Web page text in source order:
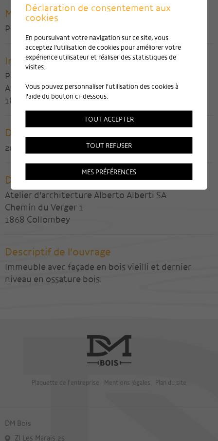
Maître de l'ouvrage
Perce-Neige SA
Ingénieur civil
Pierre-Marie Fornage SA
Avenue des Alpes 3
1870 Monthey
Date de réalisation
2016
Direction des travaux
Atelier d'architecture Alberto Alberti SA
Chemin du Verger 1
1868 Collombey
Descriptif de l'ouvrage
Immeuble avec façade en bois vieilli et dernier
niveau en ossature bois.
Plaquette de l'entreprise Mentions légales Plan du site
DM Bois
ZI Les Marais 25
Déclaration de consentement aux
cookies
En poursuivant votre navigation sur ce site, vous
acceptez l'utilisation de cookies pour améliorer votre
expérience utilisateur et réaliser des statistiques de
visites.
Vous pouvez personnaliser l'utilisation des cookies à
l'aide du bouton ci-dessous.
TOUT ACCEPTER
TOUT REFUSER
MES PRÉFÉRENCES